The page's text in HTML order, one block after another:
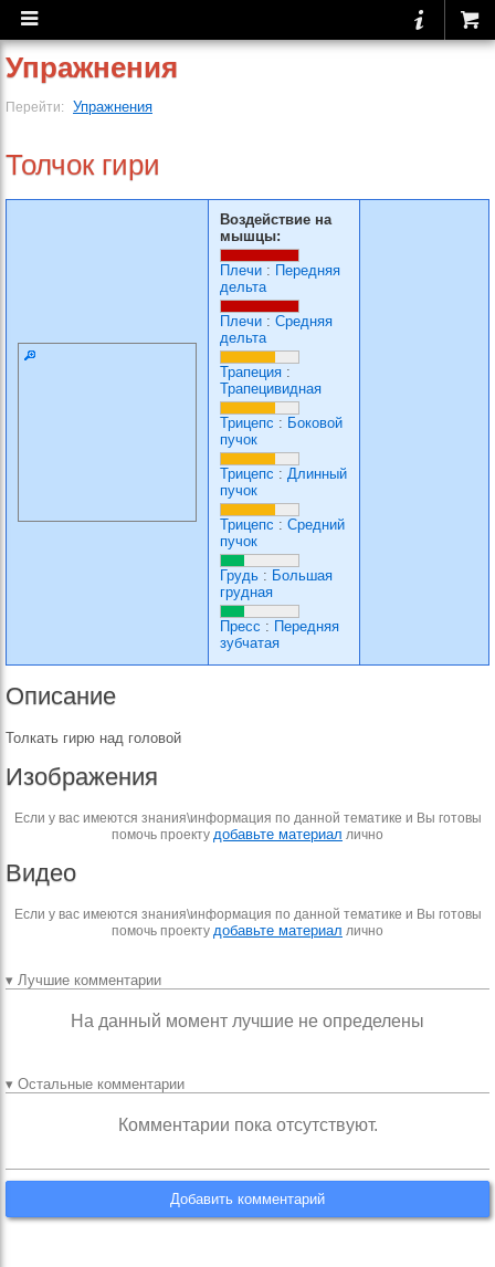
Упражнения
Перейти: Упражнения
Толчок гири
Воздействие на
мышцы:
Плечи : Передняя
дельта
Плечи : Средняя
дельта
Трапеция :
Трапецивидная
Трицепс : Боковой
пучок
Трицепс : Длинный
пучок
Трицепс : Средний
пучок
Грудь : Большая
грудная
Пресс : Передняя
зубчатая
Описание
Толкать гирю над головой
Изображения
Если у вас имеются знания\информация по данной тематике и Вы готовы
помочь проекту добавьте материал лично
Видео
Если у вас имеются знания\информация по данной тематике и Вы готовы
помочь проекту добавьте материал лично
▾ Лучшие комментарии
На данный момент лучшие не определены
▾ Остальные комментарии
Комментарии пока отсутствуют.
Добавить комментарий